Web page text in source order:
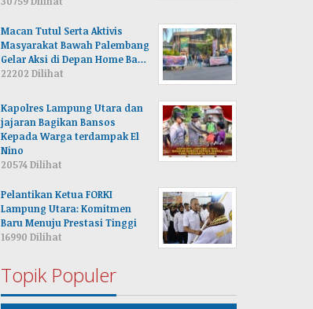
Macan Tutul Serta Aktivis
Masyarakat Bawah Palembang
Gelar Aksi di Depan Home Ba…
22202 Dilihat
Kapolres Lampung Utara dan
jajaran Bagikan Bansos
Kepada Warga terdampak El
Nino
20574 Dilihat
Pelantikan Ketua FORKI
Lampung Utara: Komitmen
Baru Menuju Prestasi Tinggi
16990 Dilihat
Topik Populer